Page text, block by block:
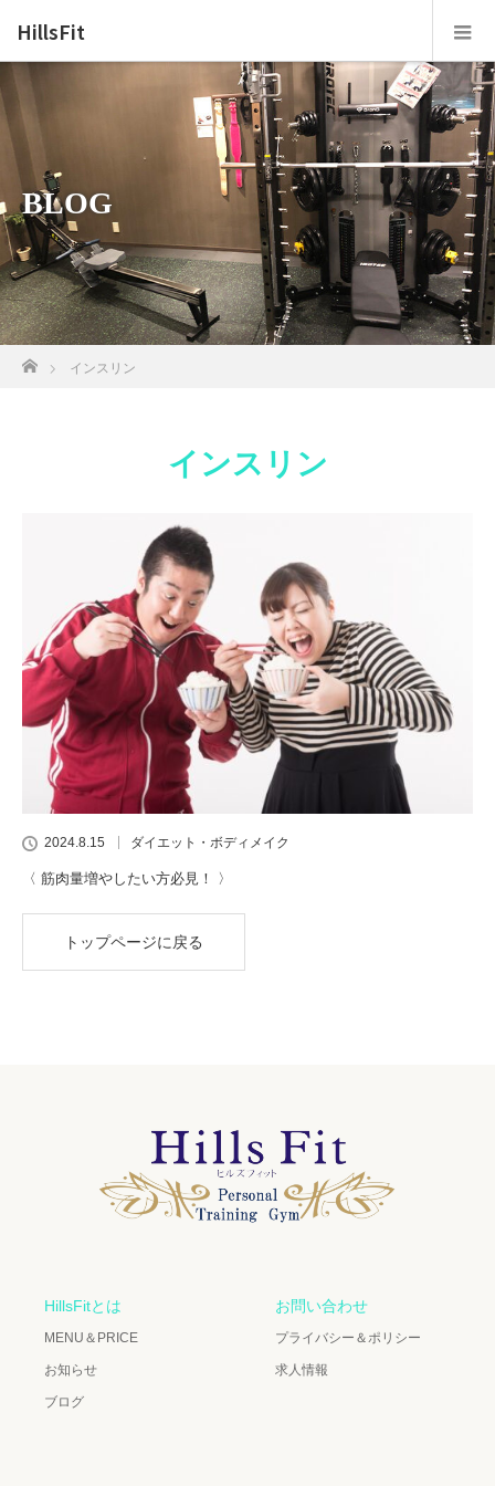
HillsFit
BLOG
インスリン
インスリン
2024.8.15 ダイエット・ボディメイク
〈 筋肉量増やしたい方必見！ 〉
トップページに戻る
HillsFitとは
MENU＆PRICE
お知らせ
ブログ
お問い合わせ
プライバシー＆ポリシー
求人情報